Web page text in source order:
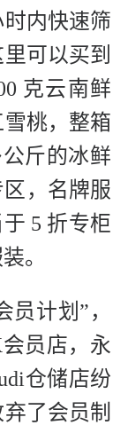
内快速筛
可以买到
克云南鲜
桃，整箱
斤的冰鲜
，名牌服
5 折专柜
。
计划”，
员店，永
仓储店纷
了会员制